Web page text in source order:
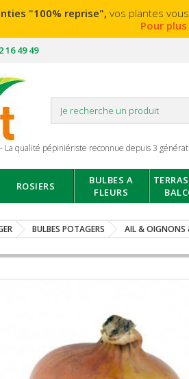
"100% reprise", vos plantes
Pour
16 49 49
La qualité pépiniériste reconnue depuis 3
ROSIERS
BULBES A
FLEURS
BULBES POTAGERS AIL & OIGNONS